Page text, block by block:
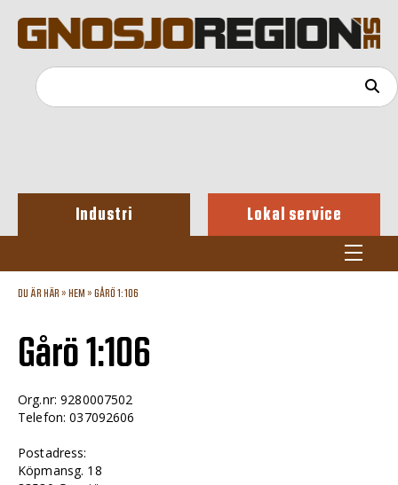
Industri Lokal service
DU ÄR HÄR » HEM » GÅRÖ 1:106
Gårö 1:106
Org.nr: 9280007502
Telefon: 037092606
Postadress:
Köpmansg. 18